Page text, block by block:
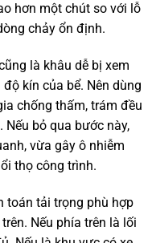
hơn một chút so với lỗ
chảy ổn định.
là khâu dễ bị xem
kín của bể. Nên dùng
chống thấm, trám đều
bỏ qua bước này,
vừa gây ô nhiễm
thọ công trình.
toán tải trọng phù hợp
Nếu phía trên là lối